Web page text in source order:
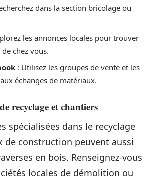
dans la section bricolage ou
les annonces locales pour trouver
chez vous.
: Utilisez les groupes de vente et les
échanges de matériaux.
recyclage et chantiers
spécialisées dans le recyclage
de construction peuvent aussi
en bois. Renseignez-vous
locales de démolition ou